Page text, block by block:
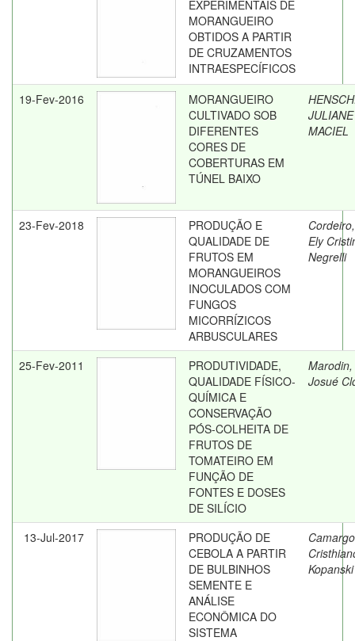
EXPERIMENTAIS DE
MORANGUEIRO
OBTIDOS A PARTIR
DE CRUZAMENTOS
INTRAESPECÍFICOS
19-Fev-2016
MORANGUEIRO
CULTIVADO SOB
DIFERENTES
CORES DE
COBERTURAS EM
TÚNEL BAIXO
JULIANE
MACIEL
23-Fev-2018
PRODUÇÃO E
QUALIDADE DE
FRUTOS EM
MORANGUEIROS
INOCULADOS COM
FUNGOS
MICORRÍZICOS
ARBUSCULARES
Cordeiro,
Ely
Negrelli
25-Fev-2011
PRODUTIVIDADE,
QUALIDADE FÍSICO-
QUÍMICA E
CONSERVAÇÃO
PÓS-COLHEITA DE
FRUTOS DE
TOMATEIRO EM
FUNÇÃO DE
FONTES E DOSES
DE SILÍCIO
Marodin,
Josué
13-Jul-2017
PRODUÇÃO DE
CEBOLA A PARTIR
DE BULBINHOS
SEMENTE E
ANÁLISE
ECONÔMICA DO
SISTEMA
Kopanski